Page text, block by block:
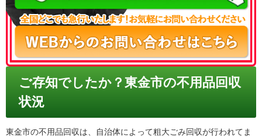
ご存知でしたか？東金市の不用品回収
状況
東金市の不用品回収は、自治体によって粗大ごみ回収が行われてま